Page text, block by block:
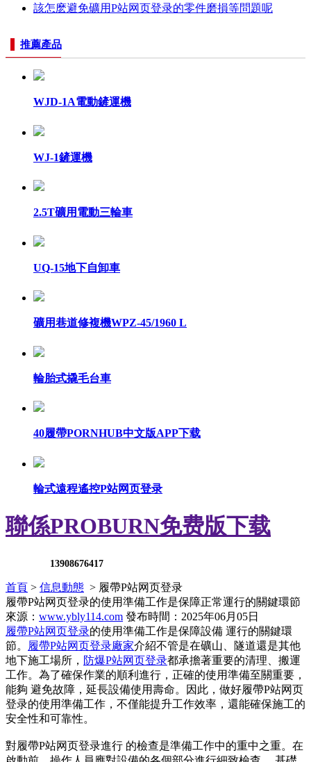
該怎麽避免礦用P站网页登录的零件磨損等問題呢
推薦產品
WJD-1A電動鏟運機
WJ-1鏟運機
2.5T礦用電動三輪車
UQ-15地下自卸車
礦用巷道修複機WPZ-45/1960 L
輪胎式撬毛台車
40履帶PORNHUB中文版APP下载
輪式遠程遙控P站网页登录
聯係PROBURN免费版下载
13908676417
首頁 > 信息動態 > 履帶P站网页登录
履帶P站网页登录的使用準備工作是保障正常運行的關鍵環節
來源： www.ybly114.com 發布時間：2025年06月05日
履帶P站网页登录的使用準備工作是保障設備 運行的關鍵環
節。
履帶P站网页登录廠家介紹不管是在礦山、隧道還是其他
地下施工場所， 防爆P站网页登录都承擔著重要的清理、搬運
工作。為了確保作業的順利進行，正確的使用準備至關重要，
能夠 避免故障，延長設備使用壽命。因此，做好履帶P站网页
登录的使用準備工作，不僅能提升工作效率，還能確保施工的
安全性和可靠性。
對履帶P站网页登录進行 的檢查是準備工作中的重中之重。在